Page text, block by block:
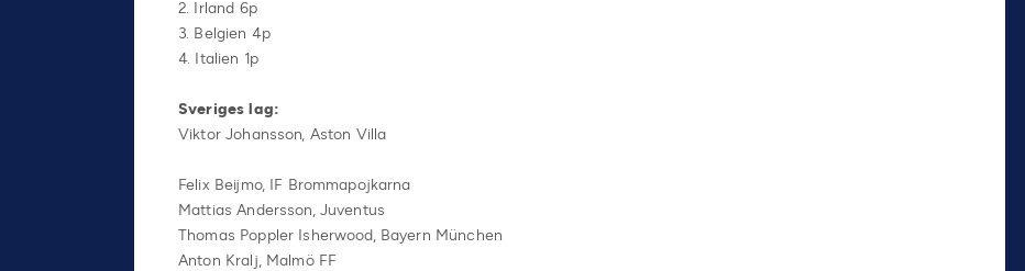
2. Irland 6p
3. Belgien 4p
4. Italien 1p
Sveriges lag:
Viktor Johansson, Aston Villa
Felix Beijmo, IF Brommapojkarna
Mattias Andersson, Juventus
Thomas Poppler Isherwood, Bayern München
Anton Kralj, Malmö FF